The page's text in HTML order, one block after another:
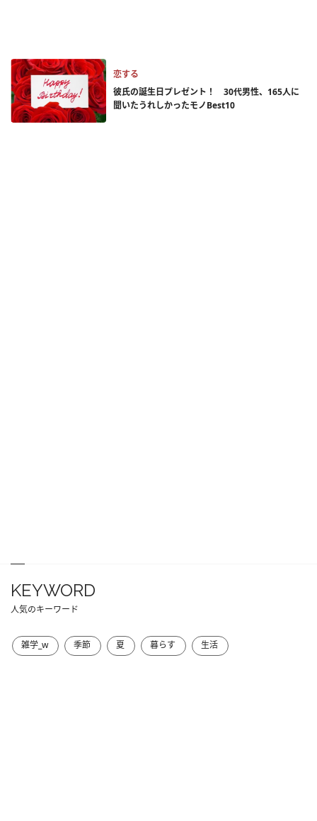
恋する
彼氏の誕生日プレゼント！ 30代男性、165人に
聞いたうれしかったモノBest10
KEYWORD
人気のキーワード
雑学_w 季節 夏 暮らす 生活